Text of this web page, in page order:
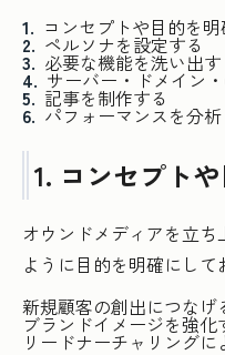
コンセプトや目的を明
ペルソナを設定する
必要な機能を洗い出す
サーバー・ドメイン
記事を制作する
パフォーマンスを分
1. コンセプト
オウンドメディアを立
ように目的を明確にして
新規顧客の創出につなげ
ブランドイメージを強化
リードナーチャリング